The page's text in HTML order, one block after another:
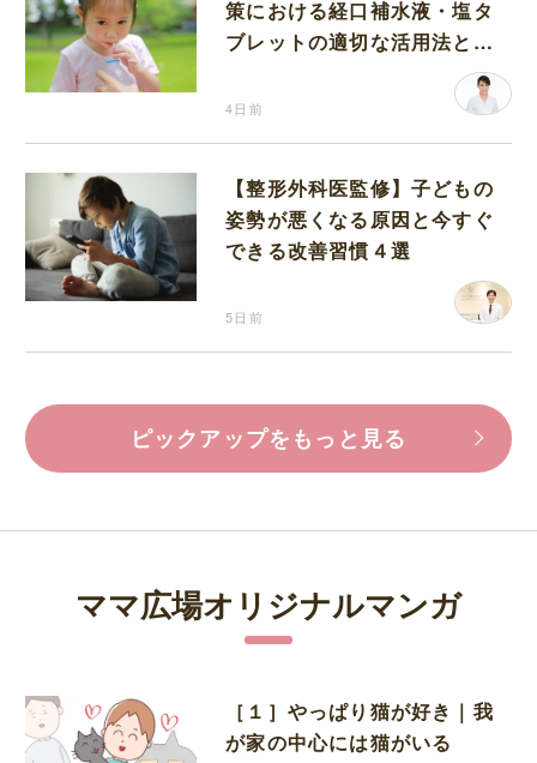
策における経口補水液・塩タ
ブレットの適切な活用法と水
4日前
【整形外科医監修】子どもの
姿勢が悪くなる原因と今すぐ
できる改善習慣４選
5日前
ピックアップをもっと見る
ママ広場オリジナルマンガ
［１］やっぱり猫が好き｜我
が家の中心には猫がいる